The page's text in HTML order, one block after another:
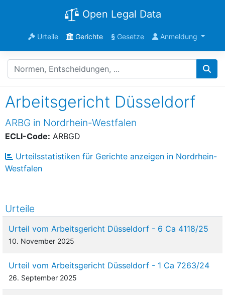
Open Legal Data
Urteile Gerichte §Gesetze Anmeldung
Arbeitsgericht Düsseldorf
ARBG in Nordrhein-Westfalen
ECLI-Code: ARBGD
Urteilsstatistiken für Gerichte anzeigen in Nordrhein-
Westfalen
Urteile
Urteil vom Arbeitsgericht Düsseldorf - 6 Ca 4118/25
10. November 2025
Urteil vom Arbeitsgericht Düsseldorf - 1 Ca 7263/24
26. September 2025